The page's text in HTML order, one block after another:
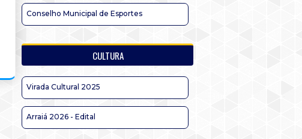
Conselho Municipal de Esportes
CULTURA
Virada Cultural 2025
Arraiá 2026 - Edital